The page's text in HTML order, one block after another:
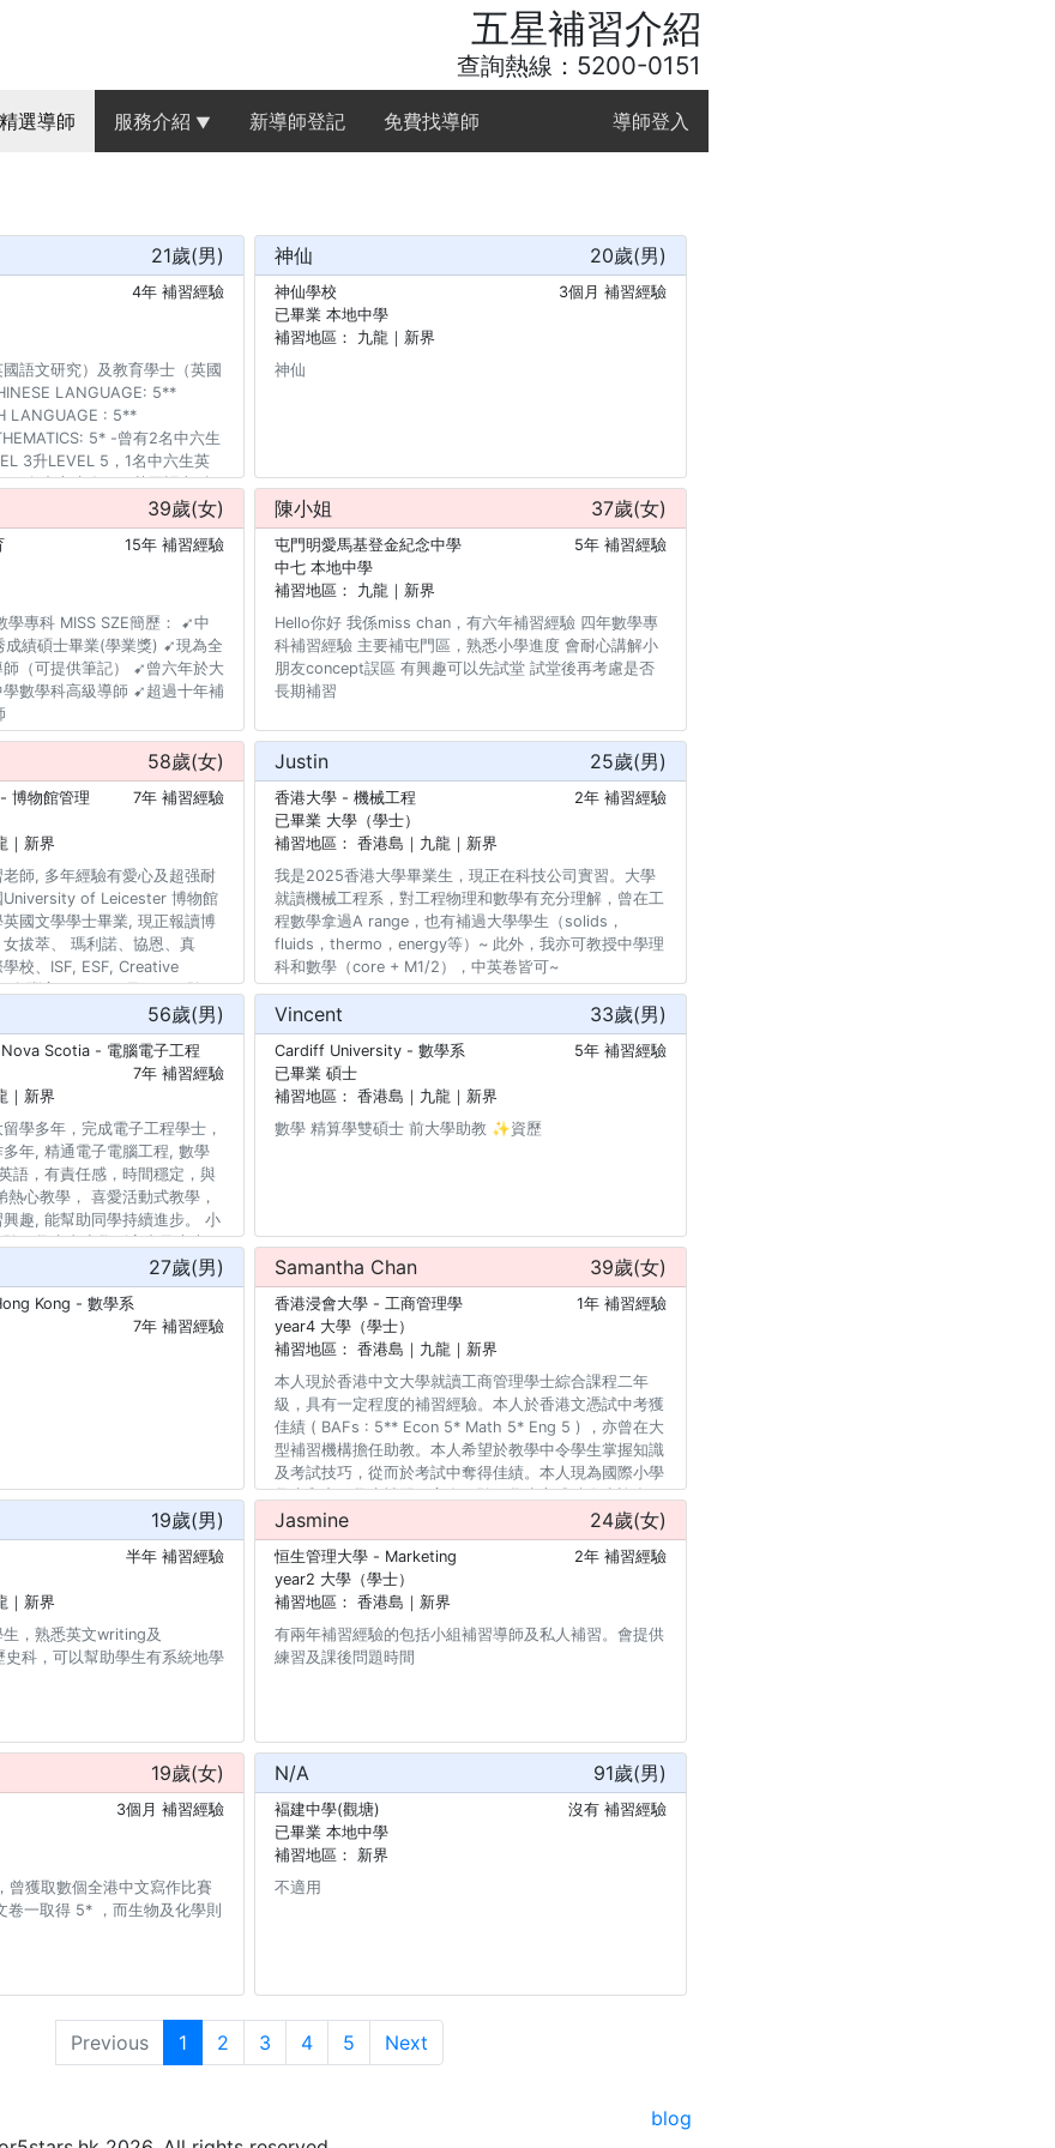
五星補習介紹
查詢熱線：5200-0151
精選導師 服務介紹 ▼ 新導師登記 免費找導師 導師登入
21歲(男)
4年 補習經驗
語文研究）及教育學士（英國
LANGUAGE: 5**
LANGUAGE : 5**
5* -曾有2名中六生
3升LEVEL 5，1名中六生英
-2名中六生在DSE英國語文科
中六生在DSE數學科由LEVEL
DSE地理科由LEVEL 2升
呈分試、升中（曾成功協助學
1） -有耐心，讓學生學會自
補習經驗，說話有條理清晰，
善有禮，對教學有熱誠，針對
點加強，有良好溝通能力，提
長要求，教導學生溫習默書，
力，因應學生不同需要，設計
學生學習的效能 -可彈性調整
傳統名校及國際學校（Paul
South Island, Diocesan Girls’
Heep Yunn School, Carmel
-針對校內考試，有信心能幫
學生成績進步到九十分或以上
分學生經本人指導有明顯進
，與家長定期溝通學生情況，
心解答學生問題、課後問書及
神仙 20歲(男)
神仙學校
3個月 補習經驗
已畢業 本地中學
補習地區： 九龍｜新界
神仙
39歲(女)
15年 補習經驗
學專科 MISS SZE簡歷： ➹中
績碩士畢業(學業獎) ➹現為全
（可提供筆記） ➹曾六年於大
數學科高級導師 ➹超過十年補
陳小姐 37歲(女)
屯門明愛馬基登金紀念中學
5年 補習經驗
中七 本地中學
補習地區： 九龍｜新界
Hello你好 我係miss chan，有六年補習經驗 四年數學專
科補習經驗 主要補屯門區，熟悉小學進度 會耐心講解小
朋友concept誤區 有興趣可以先試堂 試堂後再考慮是否
長期補習
58歲(女)
- 博物館管理
7年 補習經驗
｜新界
師, 多年經驗有愛心及超强耐
University of Leicester 博物館
國文學學士畢業, 現正報讀博
拔萃、 瑪利諾、協恩、真
校、ISF, ESF, Creative
豐富IB, IGCSE及DSE經驗,
生學習興趣, 對輔導學生應付
Justin 25歲(男)
香港大學 - 機械工程
2年 補習經驗
已畢業 大學（學士）
補習地區： 香港島｜九龍｜新界
我是2025香港大學畢業生，現正在科技公司實習。大學
就讀機械工程系，對工程物理和數學有充分理解，曾在工
程數學拿過A range，也有補過大學學生（solids，
fluids，thermo，energy等）~ 此外，我亦可教授中學理
科和數學（core + M1/2），中英卷皆可~
56歲(男)
Scotia - 電腦電子工程
7年 補習經驗
｜新界
學多年，完成電子工程學士，
年, 精通電子電腦工程, 數學
語，有責任感，時間穩定，與
熱心教學， 喜愛活動式教學，
趣, 能幫助同學持續進步。 小
，學生由小學到高中及大專，
小學全科，專補DSE數學，物
腦工程， 最後多謝家長同學
Vincent 33歲(男)
Cardiff University - 數學系
5年 補習經驗
已畢業 碩士
補習地區： 香港島｜九龍｜新界
數學 精算學雙碩士 前大學助教 ✨資歷
27歲(男)
Kong - 數學系
7年 補習經驗
Samantha Chan 39歲(女)
香港浸會大學 - 工商管理學
1年 補習經驗
year4 大學（學士）
補習地區： 香港島｜九龍｜新界
本人現於香港中文大學就讀工商管理學士綜合課程二年
級，具有一定程度的補習經驗。本人於香港文憑試中考獲
佳績 ( BAFs : 5** Econ 5* Math 5* Eng 5 ) ，亦曾在大
型補習機構擔任助教。本人希望於教學中令學生掌握知識
及考試技巧，從而於考試中奪得佳績。本人現為國際小學
學生和中五學生補習，富有經驗，學生亦成績進步許多。
19歲(男)
半年 補習經驗
｜新界
，熟悉英文writing及
科，可以幫助學生有系統地學
Jasmine 24歲(女)
恒生管理大學 - Marketing
2年 補習經驗
year2 大學（學士）
補習地區： 香港島｜新界
有兩年補習經驗的包括小組補習導師及私人補習。會提供
練習及課後問題時間
19歲(女)
3個月 補習經驗
曾獲取數個全港中文寫作比賽
一取得 5* ，而生物及化學則
N/A 91歲(男)
褔建中學(觀塘)
沒有 補習經驗
已畢業 本地中學
補習地區： 新界
不適用
Previous 1 2 3 4 5 Next
blog